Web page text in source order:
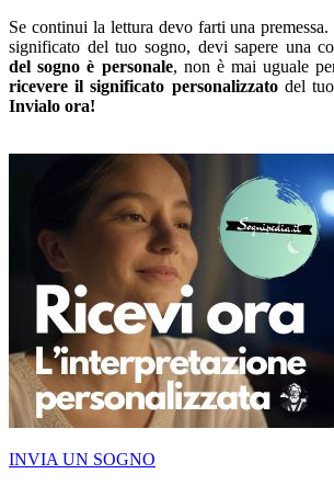
Se continui la lettura devo farti una
significato del tuo sogno, devi sapere una
del sogno è personale, non è mai uguale
ricevere il significato personalizzatodel tuo
Invialo ora!
INVIA UN SOGNO